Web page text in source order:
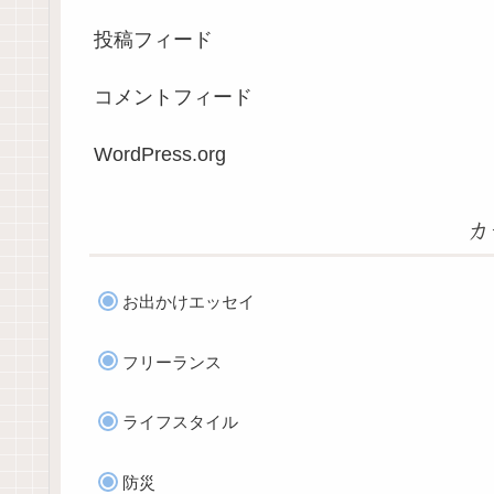
投稿フィード
コメントフィード
WordPress.org
お出かけエッセイ
フリーランス
ライフスタイル
防災